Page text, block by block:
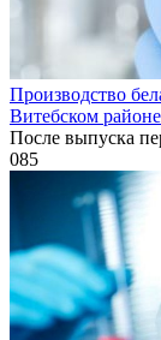
Производство
Витебском
После выпуска
085